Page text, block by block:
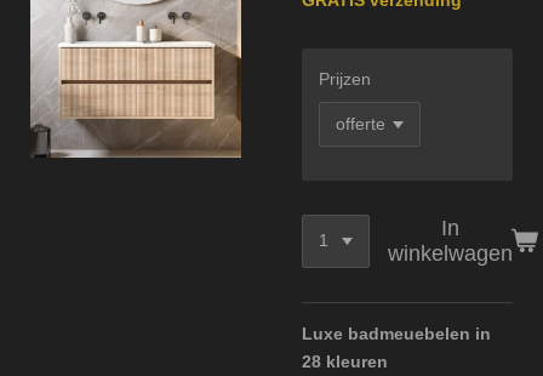
Prijzen
In
winkelwagen
Luxe badmeuebelen in
28 kleuren